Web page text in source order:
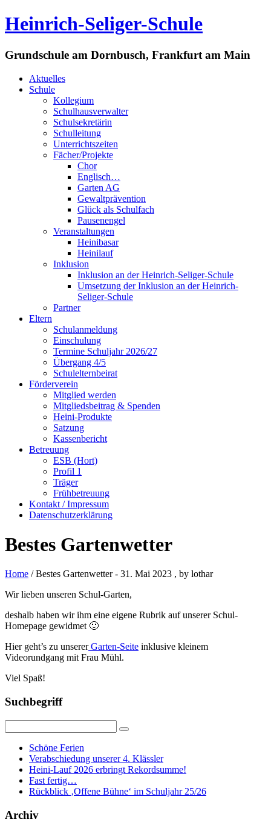
Heinrich-Seliger-Schule
Grundschule am Dornbusch, Frankfurt am Main
Aktuelles
Schule
Kollegium
Schulhausverwalter
Schulsekretärin
Schulleitung
Unterrichtszeiten
Fächer/Projekte
Chor
Englisch…
Garten AG
Gewaltprävention
Glück als Schulfach
Pausenengel
Veranstaltungen
Heinibasar
Heinilauf
Inklusion
Inklusion an der Heinrich-Seliger-Schule
Umsetzung der Inklusion an der Heinrich-
Seliger-Schule
Partner
Eltern
Schulanmeldung
Einschulung
Termine Schuljahr 2026/27
Übergang 4/5
Schulelternbeirat
Förderverein
Mitglied werden
Mitgliedsbeitrag & Spenden
Heini-Produkte
Satzung
Kassenbericht
Betreuung
ESB (Hort)
Profil 1
Träger
Frühbetreuung
Kontakt / Impressum
Datenschutzerklärung
Bestes Gartenwetter
Home / Bestes Gartenwetter- 31. Mai 2023 , by lothar
Wir lieben unseren Schul-Garten,
deshalb haben wir ihm eine eigene Rubrik auf unserer Schul-
Homepage gewidmet 🙂
Hier geht’s zu unsererGarten-Seite inklusive kleinem
Videorundgang mit Frau Mühl.
Viel Spaß!
Suchbegriff
Schöne Ferien
Verabschiedung unserer 4. Klässler
Heini-Lauf 2026 erbringt Rekordsumme!
Fast fertig…
Rückblick ‚Offene Bühne‘ im Schuljahr 25/26
Archiv